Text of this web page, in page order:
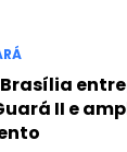
tortor
condimentum
felis
dolor
II e